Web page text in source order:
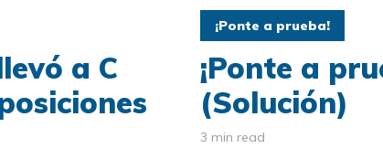
a C
¡Ponte a prueba!
¡Ponte a
(Solución)
3 min read